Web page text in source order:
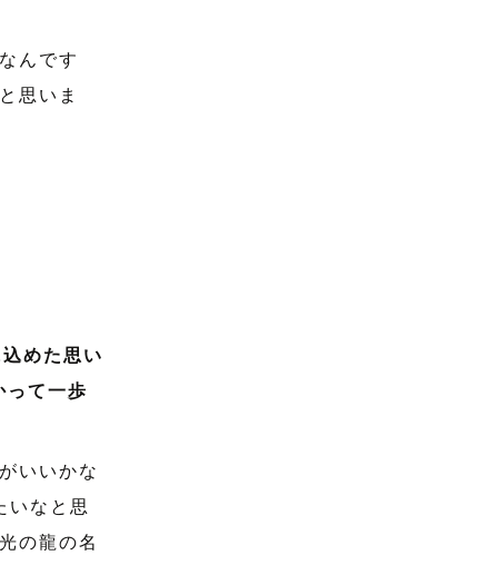
んです
思いま
めた思い
て一歩
いいかな
いなと思
の龍の名